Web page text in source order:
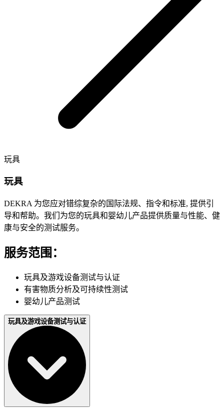
玩具
玩具
DEKRA 为您应对错综复杂的国际法规、指令和标准, 提供引
导和帮助。我们为您的玩具和婴幼儿产品提供质量与性能、健
康与安全的测试服务。
服务范围：
玩具及游戏设备测试与认证
有害物质分析及可持续性测试
婴幼儿产品测试
玩具及游戏设备测试与认证